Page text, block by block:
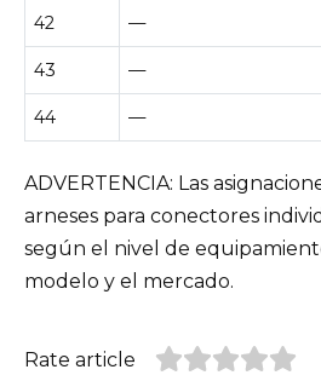
42 —
43 —
44 —
ADVERTENCIA: Las
arneses para conectores
según el nivel de
modelo y el mercado.
Rate article